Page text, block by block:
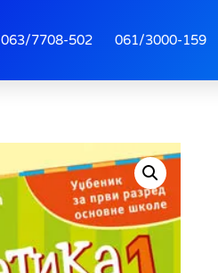
063/7708-502 061/3000-159